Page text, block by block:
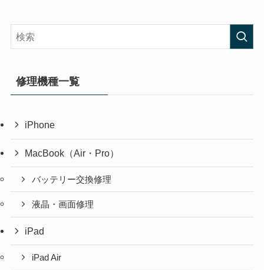
修理機種一覧
iPhone
MacBook（Air・Pro）
バッテリー交換修理
液晶・画面修理
iPad
iPad Air